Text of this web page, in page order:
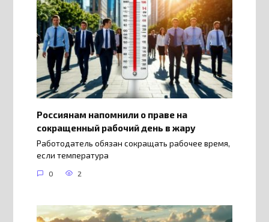
Россиянам напомнили о праве на
сокращенный рабочий день в жару
Работодатель обязан сокращать рабочее время,
если температура
0 2